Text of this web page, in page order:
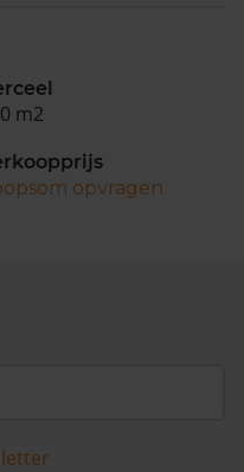
m2
opvragen